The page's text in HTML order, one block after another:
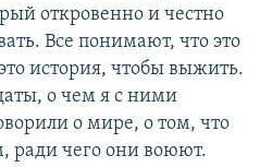
откровенно и честно
Все понимают, что это
история, чтобы выжить.
о чем я с ними
о мире, о том, что
ради чего они воюют.